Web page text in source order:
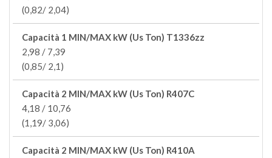
(0,82/ 2,04)
Capacità 1 MIN/MAX kW (Us Ton) T1336zz
2,98 / 7,39
(0,85/ 2,1)
Capacità 2 MIN/MAX kW (Us Ton) R407C
4,18 / 10,76
(1,19/ 3,06)
Capacità 2 MIN/MAX kW (Us Ton) R410A